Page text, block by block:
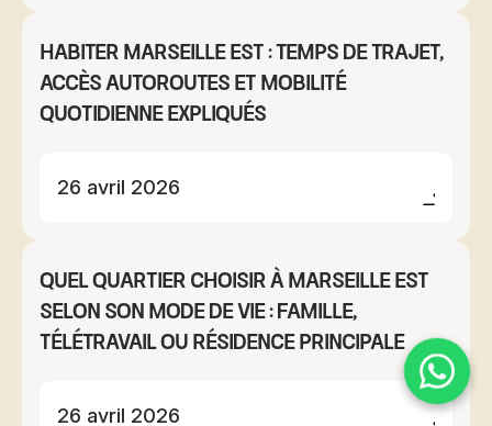
Habiter Marseille Est : temps de trajet,
accès autoroutes et mobilité
quotidienne expliqués
26 avril 2026
Quel quartier choisir à Marseille Est
selon son mode de vie : famille,
télétravail ou résidence principale
26 avril 2026